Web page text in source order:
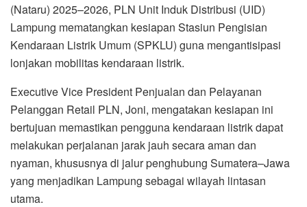
(Nataru) 2025–2026, PLN Unit Induk Distribusi (UID)
Lampung mematangkan kesiapan Stasiun Pengisian
Kendaraan Listrik Umum (SPKLU) guna mengantisipasi
lonjakan mobilitas kendaraan listrik.
Executive Vice President Penjualan dan Pelayanan
Pelanggan Retail PLN, Joni, mengatakan kesiapan ini
bertujuan memastikan pengguna kendaraan listrik dapat
melakukan perjalanan jarak jauh secara aman dan
nyaman, khususnya di jalur penghubung Sumatera–Jawa
yang menjadikan Lampung sebagai wilayah lintasan
utama.